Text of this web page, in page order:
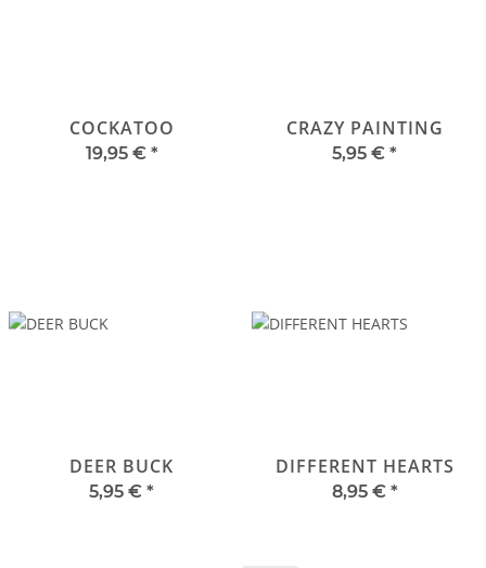
COCKATOO
19,95 € *
CRAZY PAINTING
5,95 € *
DEER BUCK
5,95 € *
DIFFERENT HEARTS
8,95 € *